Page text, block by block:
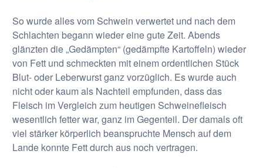
So wurde alles vom Schwein verwertet und nach dem
Schlachten begann wieder eine gute Zeit. Abends
glänzten die „Gedämpten“ (gedämpfte Kartoffeln) wieder
von Fett und schmeckten mit einem ordentlichen Stück
Blut- oder Leberwurst ganz vorzüglich. Es wurde auch
nicht oder kaum als Nachteil empfunden, dass das
Fleisch im Vergleich zum heutigen Schweinefleisch
wesentlich fetter war, ganz im Gegenteil. Der damals oft
viel stärker körperlich beanspruchte Mensch auf dem
Lande konnte Fett durch aus noch vertragen.